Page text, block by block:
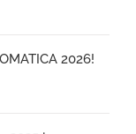
2026!